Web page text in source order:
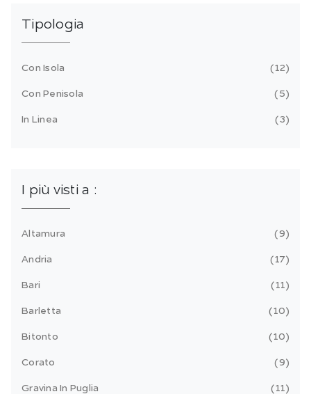
Tipologia
Con Isola 12
Con Penisola 5
In Linea 3
I più visti a :
Altamura 9
Andria 17
Bari 11
Barletta 10
Bitonto 10
Corato 9
Gravina In Puglia 11